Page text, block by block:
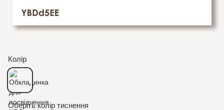
Колір
Оберіть колір тиснення